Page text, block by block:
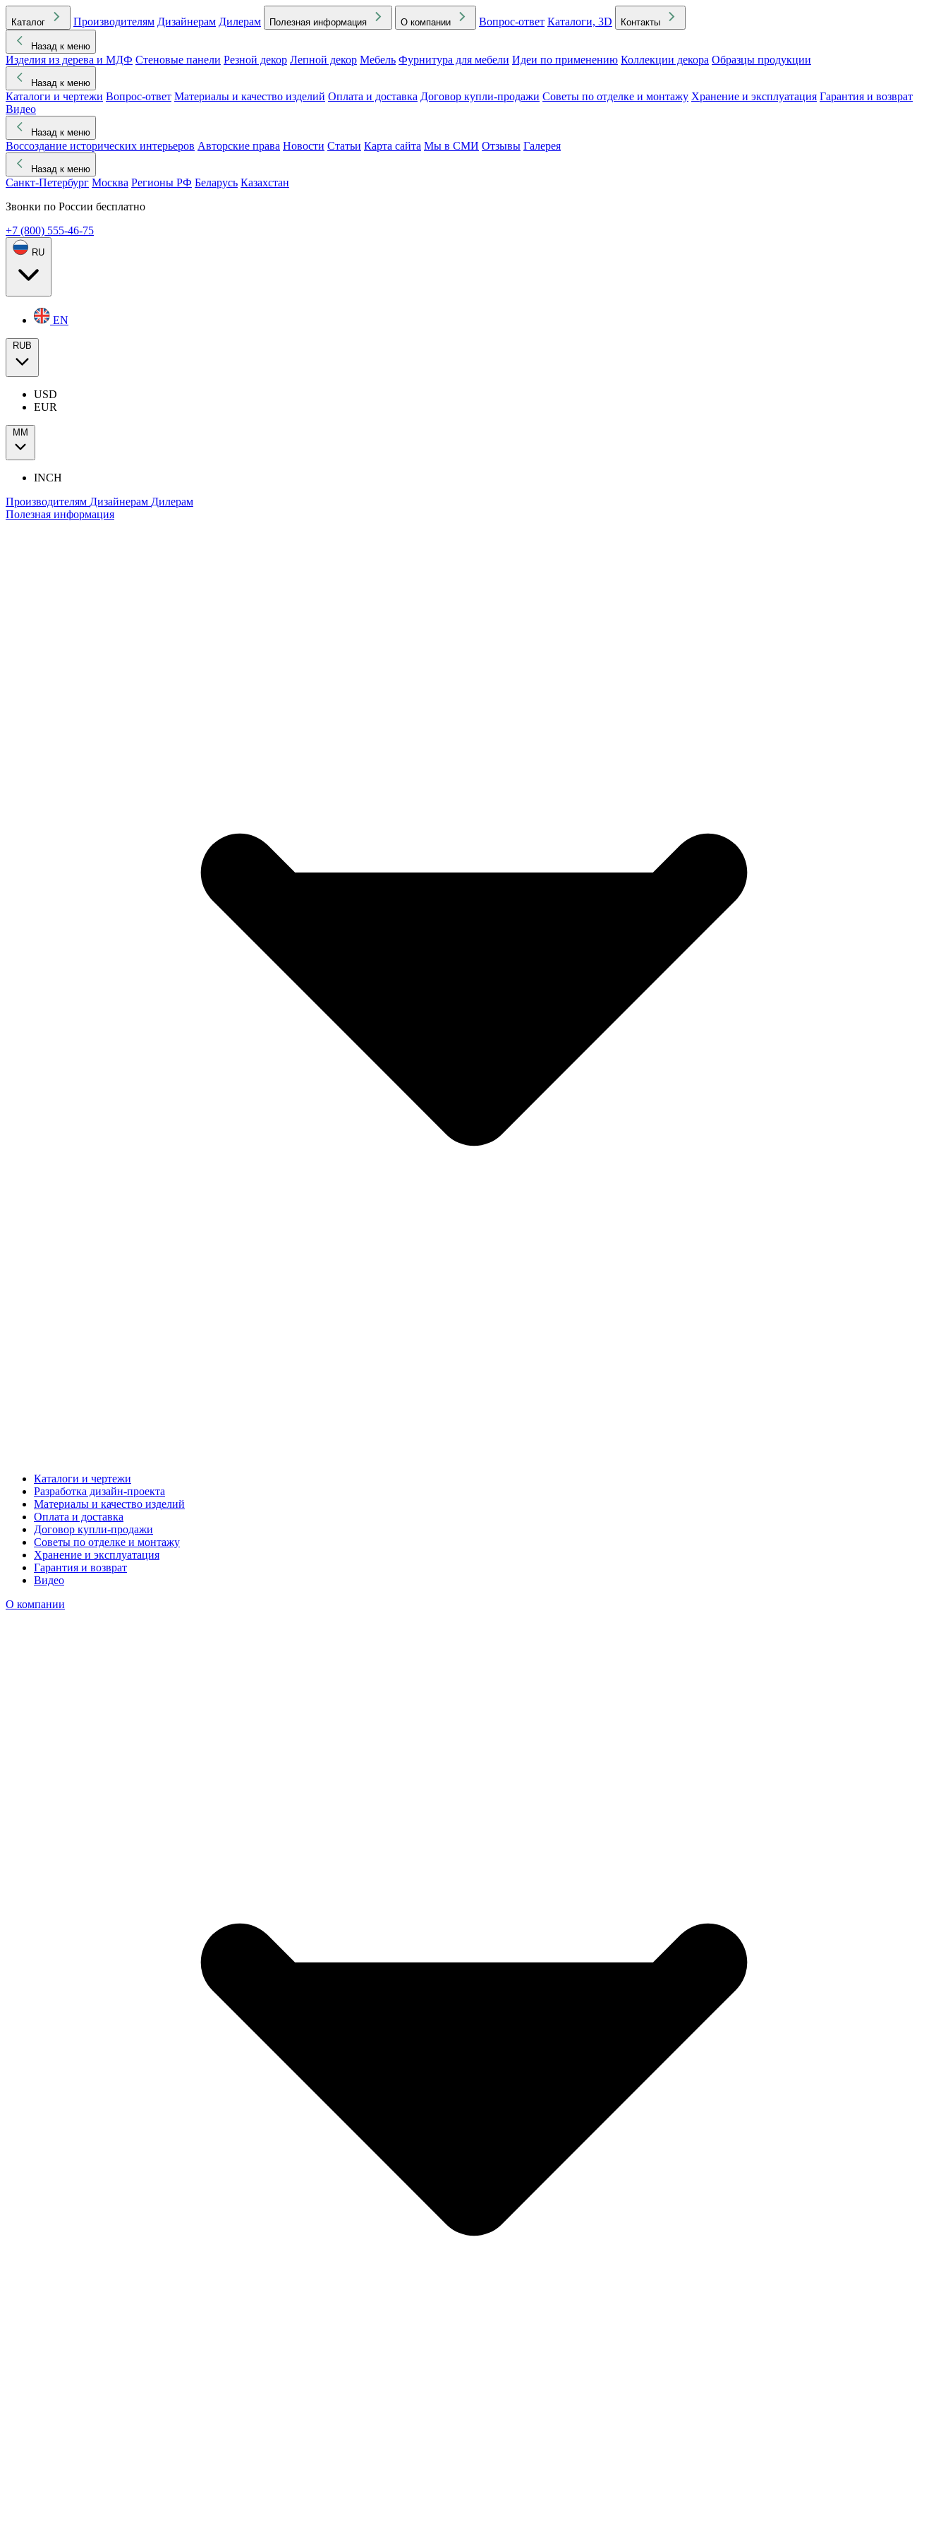
Каталог Производителям Дизайнерам Дилерам Полезная информация О компании Вопрос-ответ Каталоги, 3D Контакты
Назад к меню
Изделия из дерева и МДФ Стеновые панели Резной декор Лепной декор Мебель Фурнитура для мебели Идеи по применению Коллекции декора Образцы продукции
Назад к меню
Каталоги и чертежи Вопрос-ответ Материалы и качество изделий Оплата и доставка Договор купли-продажи Советы по отделке и монтажу Хранение и эксплуатация Гарантия и возврат
Видео
Назад к меню
Воссоздание исторических интерьеров Авторские права Новости Статьи Карта сайта Мы в СМИ Отзывы Галерея
Назад к меню
Санкт-Петербург Москва Регионы РФ Беларусь Казахстан
Звонки по России бесплатно
+7 (800) 555-46-75
RU
EN
RUB
USD
EUR
ММ
INCH
Производителям Дизайнерам Дилерам
Полезная информация
Каталоги и чертежи
Разработка дизайн-проекта
Материалы и качество изделий
Оплата и доставка
Договор купли-продажи
Советы по отделке и монтажу
Хранение и эксплуатация
Гарантия и возврат
Видео
О компании